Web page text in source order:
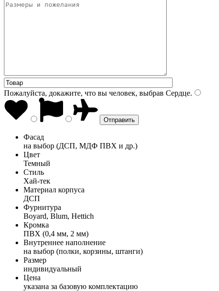
Пожалуйста, докажите, что вы человек, выбрав Сердце.
Фасад
на выбор (ДСП, МДФ ПВХ и др.)
Цвет
Темный
Стиль
Хай-тек
Материал корпуса
ДСП
Фурнитура
Boyard, Blum, Hettich
Кромка
ПВХ (0,4 мм, 2 мм)
Внутреннее наполнение
на выбор (полки, корзины, штанги)
Размер
индивидуальный
Цена
указана за базовую комплектацию